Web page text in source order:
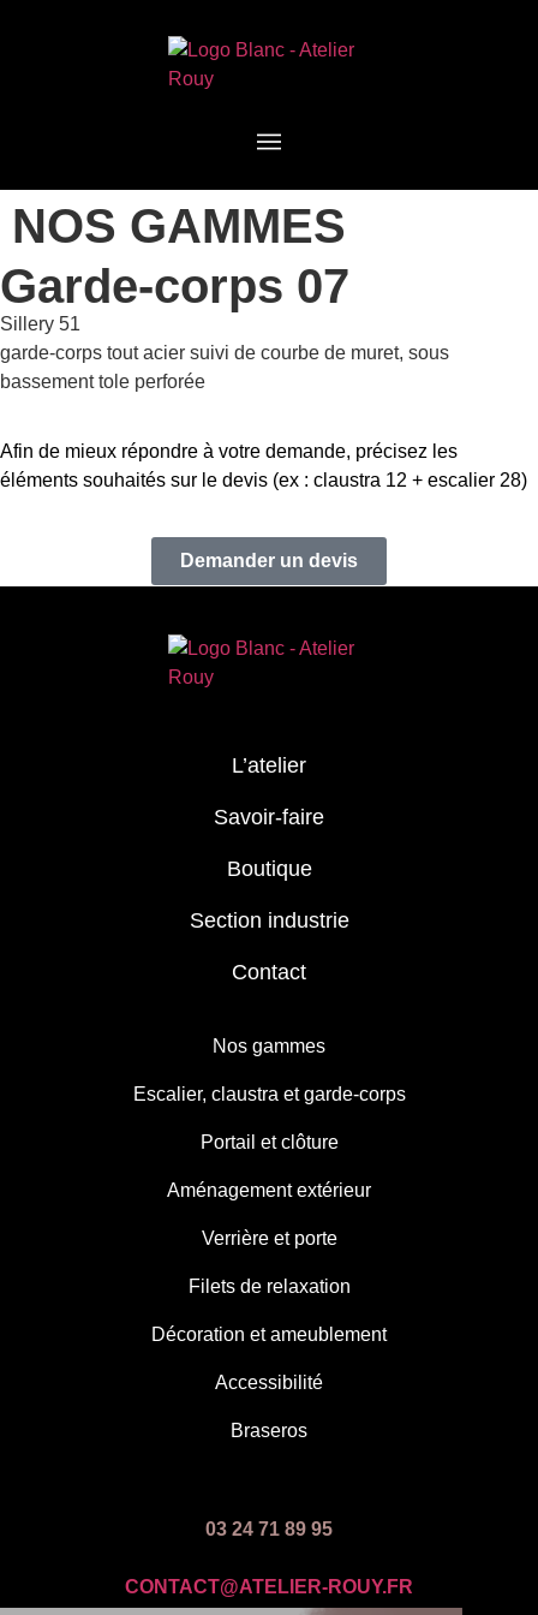
NOS GAMMES
Garde-corps 07
Sillery 51
garde-corps tout acier suivi de courbe de muret, sous
bassement tole perforée
Afin de mieux répondre à votre demande, précisez les
éléments souhaités sur le devis (ex : claustra 12 + escalier 28)
Demander un devis
L’atelier
Savoir-faire
Boutique
Section industrie
Contact
Nos gammes
Escalier, claustra et garde-corps
Portail et clôture
Aménagement extérieur
Verrière et porte
Filets de relaxation
Décoration et ameublement
Accessibilité
Braseros
03 24 71 89 95
CONTACT@ATELIER-ROUY.FR